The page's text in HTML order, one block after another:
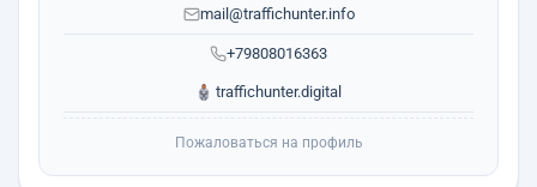
+79808016363
mail@traffichunter.info
traffichunter.digital
Пожаловаться на профиль